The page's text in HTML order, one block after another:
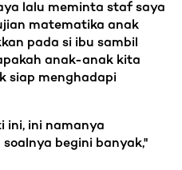
lalu meminta staf saya
matematika anak
pada si ibu sambil
anak-anak kita
siap menghadapi
ini, ini namanya
begini banyak,"